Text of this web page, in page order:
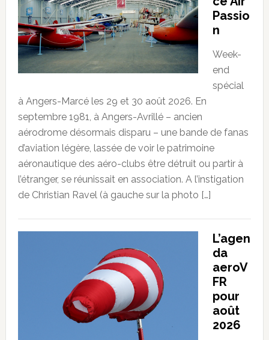
Passio
n
Week-
end
spécial
à Angers-Marcé les 29 et 30 août 2026. En
septembre 1981, à Angers-Avrillé – ancien
aérodrome désormais disparu – une bande de fanas
d’aviation légère, lassée de voir le patrimoine
aéronautique des aéro-clubs être détruit ou partir à
l’étranger, se réunissait en association. A l’instigation
de Christian Ravel (à gauche sur la photo […]
L’agen
da
aeroV
FR
pour
août
2026